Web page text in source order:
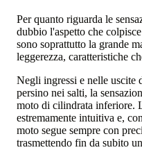
Per quanto riguarda le
dubbio l'aspetto che
sono soprattutto la grande
leggerezza, caratteristiche
Negli ingressi e nelle uscite
persino nei salti, la
moto di cilindrata inferiore.
estremamente intuitiva e,
moto segue sempre con
trasmettendo fin da subito